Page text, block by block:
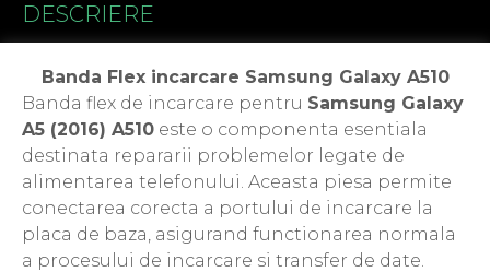
Apple
Nokia
Samsung
Sony
Display
Acer
Alcatel
DESCRIERE
Banda Flex incarcare Samsung Galaxy A510
Banda flex de incarcare pentru Samsung Galaxy
A5 (2016) A510 este o componenta esentiala
destinata repararii problemelor legate de
alimentarea telefonului. Aceasta piesa permite
conectarea corecta a portului de incarcare la
placa de baza, asigurand functionarea normala
a procesului de incarcare si transfer de date.